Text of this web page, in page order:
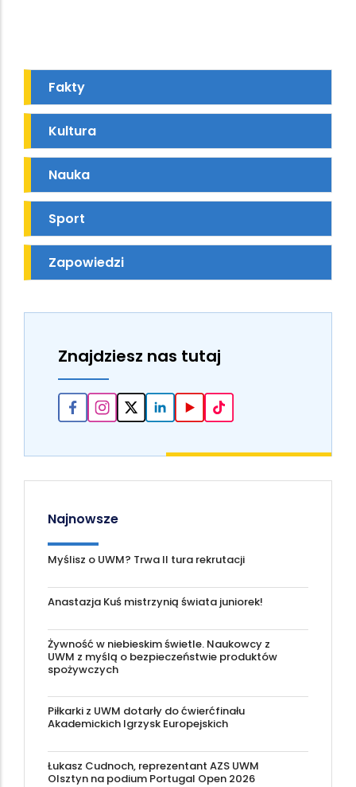
Fakty
Kultura
Nauka
Sport
Zapowiedzi
Znajdziesz nas tutaj
Najnowsze
Myślisz o UWM? Trwa II tura rekrutacji
Anastazja Kuś mistrzynią świata juniorek!
Żywność w niebieskim świetle. Naukowcy z
UWM z myślą o bezpieczeństwie produktów
spożywczych
Piłkarki z UWM dotarły do ćwierćfinału
Akademickich Igrzysk Europejskich
Łukasz Cudnoch, reprezentant AZS UWM
Olsztyn na podium Portugal Open 2026